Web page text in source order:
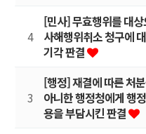
4
[민사] 무효행위를 대
사해행위취소 청구에
기각 판결
3
[행정] 재결에 따른 처
아니한 행정청에게 행
용을 부담시킨 판결